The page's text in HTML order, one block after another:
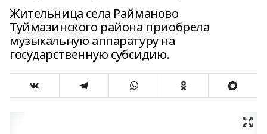
Жительница села Райманово
Туймазинского района приобрела
музыкальную аппаратуру на
государственную субсидию.